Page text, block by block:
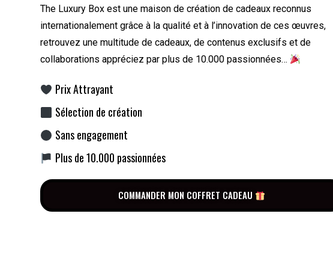
The Luxury Box est une maison de création de cadeaux reconnus
internationalement grâce à la qualité et à l’innovation de ces œuvres,
retrouvez une multitude de cadeaux, de contenus exclusifs et de
collaborations appréciez par plus de 10.000 passionnées…
Prix Attrayant
Sélection de création
Sans engagement
Plus de 10.000 passionnées
COMMANDER MON COFFRET CADEAU